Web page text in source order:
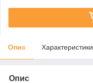
Опис Характеристики
Опис